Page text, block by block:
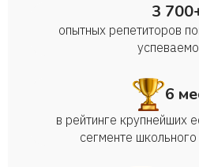
3
опытных репетиторов
6
в рейтинге крупнейших
сегменте